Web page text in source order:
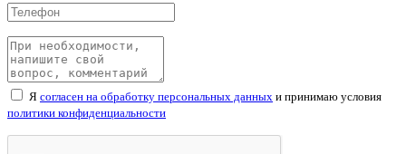
Я согласен на обработку персональных данных и принимаю условия
политики конфиденциальности